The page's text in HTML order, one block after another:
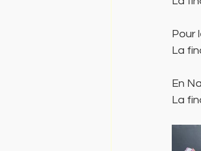
Pour
La
En
La